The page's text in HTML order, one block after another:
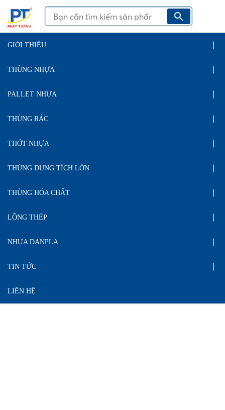
GIỚI THIỆU
THÙNG NHỰA
PALLET NHỰA
THÙNG RÁC
THỚT NHỰA
THÙNG DUNG TÍCH LỚN
THÙNG HÓA CHẤT
LỒNG THÉP
NHỰA DANPLA
TIN TỨC
LIÊN HỆ